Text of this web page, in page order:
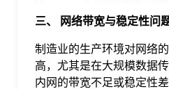
三、 网络带宽与稳定性问
制造业的生产环境对网络
高，尤其是在大规模数据
内网的带宽不足或稳定性